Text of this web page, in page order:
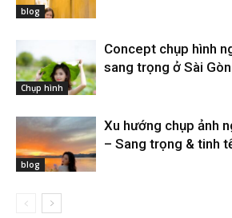
blog
Chụp hình
Concept chụp hình
sang trọng ở Sài Gòn
blog
Xu hướng chụp ảnh
– Sang trọng & tinh